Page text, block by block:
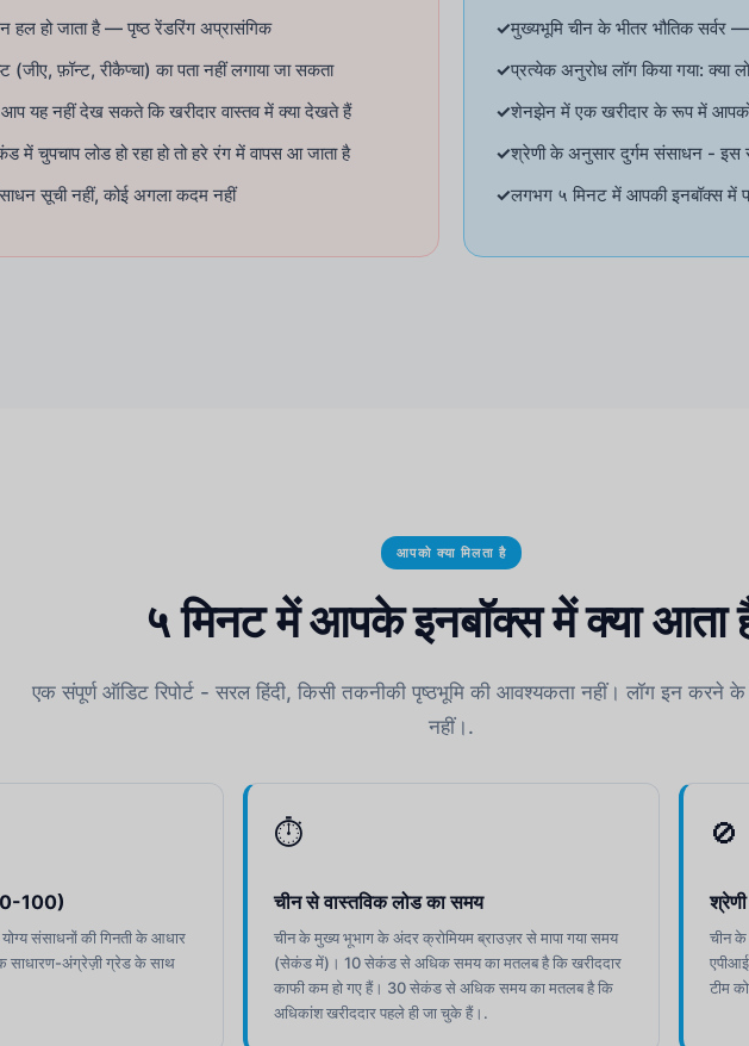
हल हो जाता है — पृष्ठ रेंडरिंग अप्रासंगिक
(जीए, फ़ॉन्ट, रीकैप्चा) का पता नहीं लगाया जा सकता
यह नहीं देख सकते कि खरीदार वास्तव में क्या देखते हैं
चुपचाप लोड हो रहा हो तो हरे रंग में वापस आ जाता है
सूची नहीं, कोई अगला कदम नहीं
✓मुख्यभूमि चीन के भीतर भौतिक सर्वर
✓प्रत्येक अनुरोध लॉग किया गया: क्या
✓शेनझेन में एक खरीदार के रूप में आपको
✓श्रेणी के अनुसार दुर्गम संसाधन - इस
✓लगभग ५ मिनट में आपकी इनबॉक्स में
आपको क्या मिलता है
५ मिनट में आपके इनबॉक्स में क्या आता
एक संपूर्ण ऑडिट रिपोर्ट - सरल हिंदी, किसी तकनीकी पृष्ठभूमि की आवश्यकता नहीं। लॉग इन करने के
नहीं।.
(0-100)
संसाधनों की गिनती के आधार
अंग्रेज़ी ग्रेड के साथ
⏱
चीन से वास्तविक लोड का समय
चीन के मुख्य भूभाग के अंदर क्रोमियम ब्राउज़र से मापा गया समय
(सेकंड में)। 10 सेकंड से अधिक समय का मतलब है कि खरीददार
काफी कम हो गए हैं। 30 सेकंड से अधिक समय का मतलब है कि
अधिकांश खरीददार पहले ही जा चुके हैं।.
🚫
चीन के
टीम